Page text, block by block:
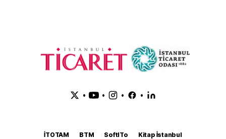
• • • •
İTOTAM BTM SoftITo
Kitap İstanbul